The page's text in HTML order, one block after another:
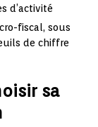
d’activité
fiscal, sous
de chiffre
sa